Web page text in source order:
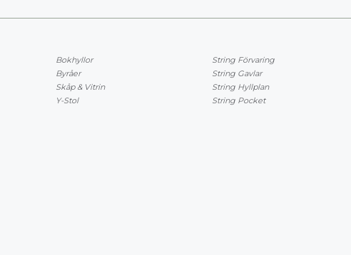
Bokhyllor
Byråer
Skåp & Vitrin
Y-Stol
String Förvaring
String Gavlar
String Hyllplan
String Pocket